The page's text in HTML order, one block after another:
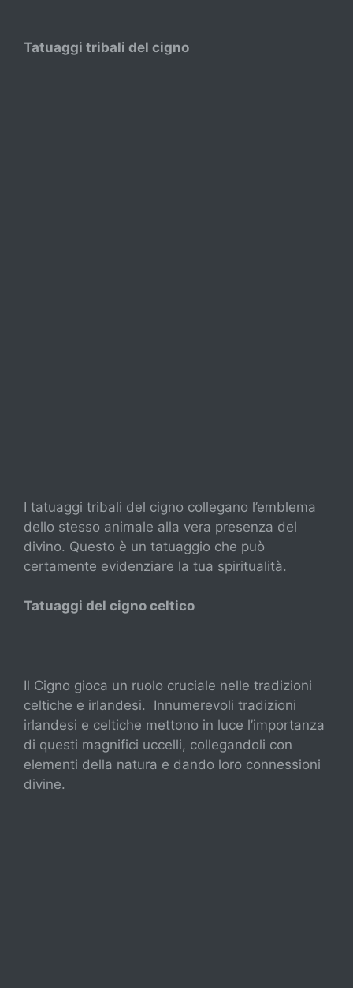
Tatuaggi tribali del cigno
I tatuaggi tribali del cigno collegano l’emblema
dello stesso animale alla vera presenza del
divino. Questo è un tatuaggio che può
certamente evidenziare la tua spiritualità.
Tatuaggi del cigno celtico
Il Cigno gioca un ruolo cruciale nelle tradizioni
celtiche e irlandesi. Innumerevoli tradizioni
irlandesi e celtiche mettono in luce l’importanza
di questi magnifici uccelli, collegandoli con
elementi della natura e dando loro connessioni
divine.